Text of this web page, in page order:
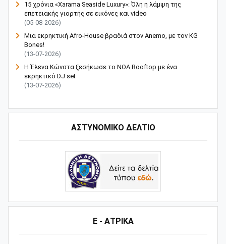
15 χρόνια «Xarama Seaside Luxury»: Όλη η λάμψη της
επετειακής γιορτής σε εικόνες και video
(05-08-2026)
Μια εκρηκτική Afro-House βραδιά στον Anemo, με τον KG
Bones!
(13-07-2026)
Η Έλενα Κώνστα ξεσήκωσε το NOA Rooftop με ένα
εκρηκτικό DJ set
(13-07-2026)
ΑΣΤΥΝΟΜΙΚΟ ΔΕΛΤΙΟ
Ε - ΑΤΡΙΚΑ